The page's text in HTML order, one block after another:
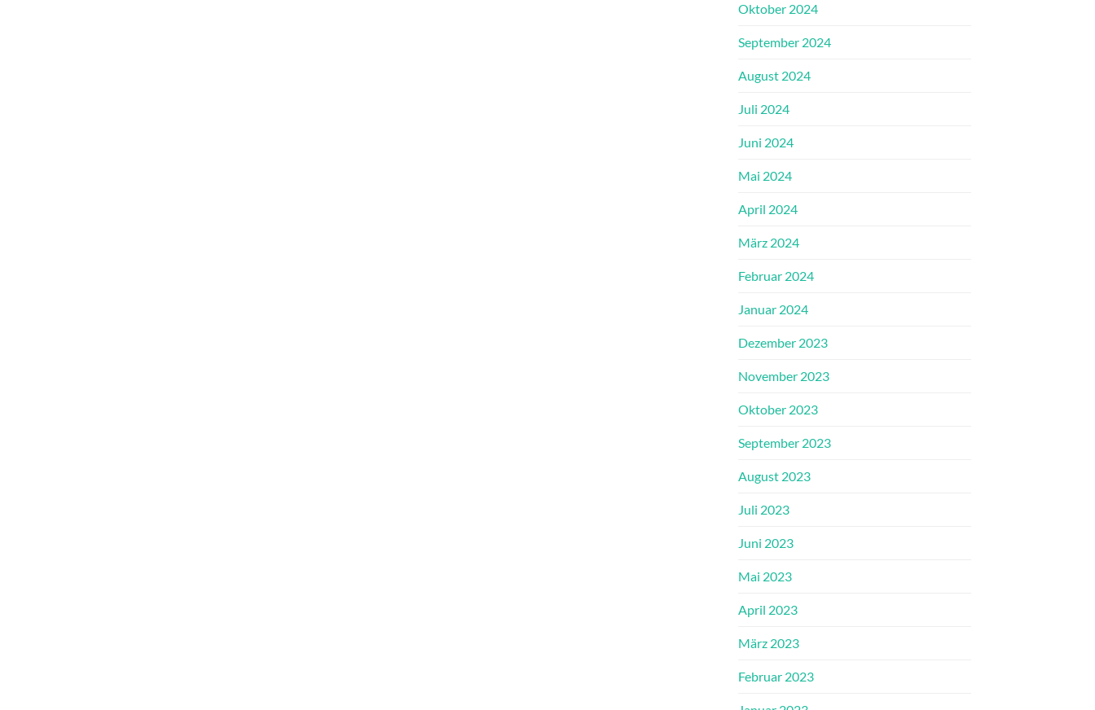
Oktober 2024
September 2024
August 2024
Juli 2024
Juni 2024
Mai 2024
April 2024
März 2024
Februar 2024
Januar 2024
Dezember 2023
November 2023
Oktober 2023
September 2023
August 2023
Juli 2023
Juni 2023
Mai 2023
April 2023
März 2023
Februar 2023